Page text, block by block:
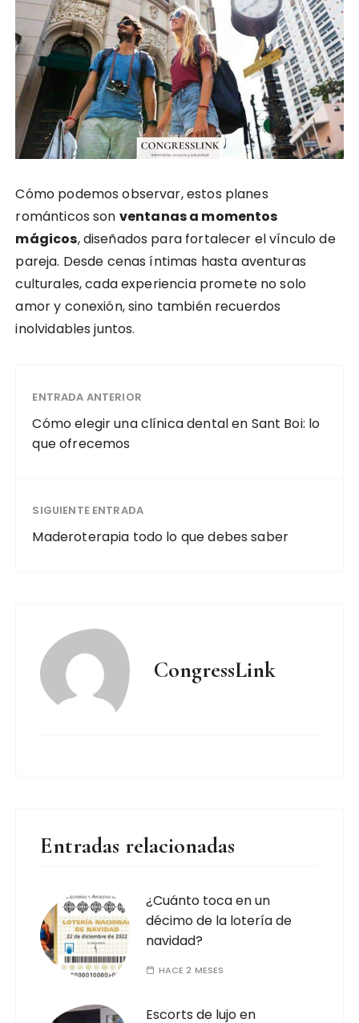
Cómo podemos observar, estos planes
románticos son ventanas a momentos
mágicos, diseñados para fortalecer el vínculo de
pareja. Desde cenas íntimas hasta aventuras
culturales, cada experiencia promete no solo
amor y conexión, sino también recuerdos
inolvidables juntos.
ENTRADA ANTERIOR
Cómo elegir una clínica dental en Sant Boi: lo
que ofrecemos
SIGUIENTE ENTRADA
Maderoterapia todo lo que debes saber
CongressLink
Entradas relacionadas
¿Cuánto toca en un
décimo de la lotería de
navidad?
HACE 2 MESES
Escorts de lujo en